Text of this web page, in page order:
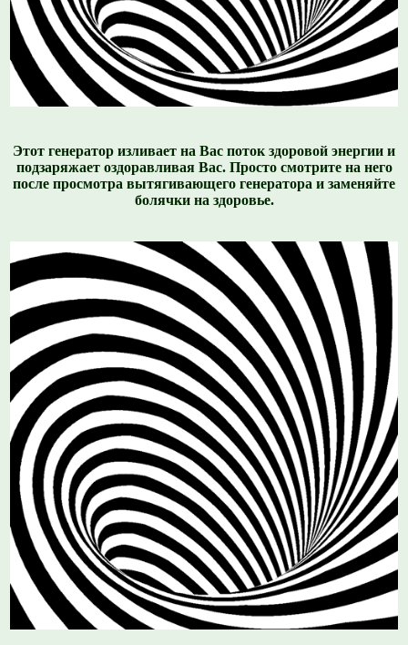
Этот генератор изливает на Вас поток здоровой энергии и
подзаряжает оздоравливая Вас. Просто смотрите на него
после просмотра вытягивающего генератора и заменяйте
болячки на здоровье.